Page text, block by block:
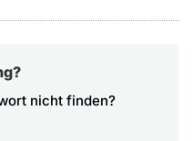
nicht finden?